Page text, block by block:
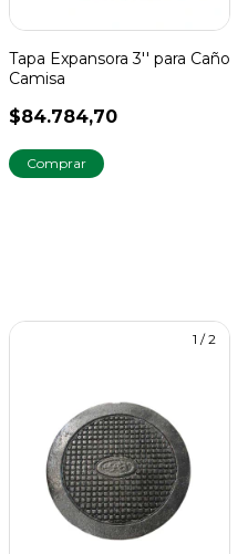
Tapa Expansora 3'' para Caño
Camisa
$84.784,70
1 /2